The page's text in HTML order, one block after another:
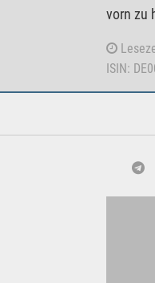
vorn zu
ISIN: